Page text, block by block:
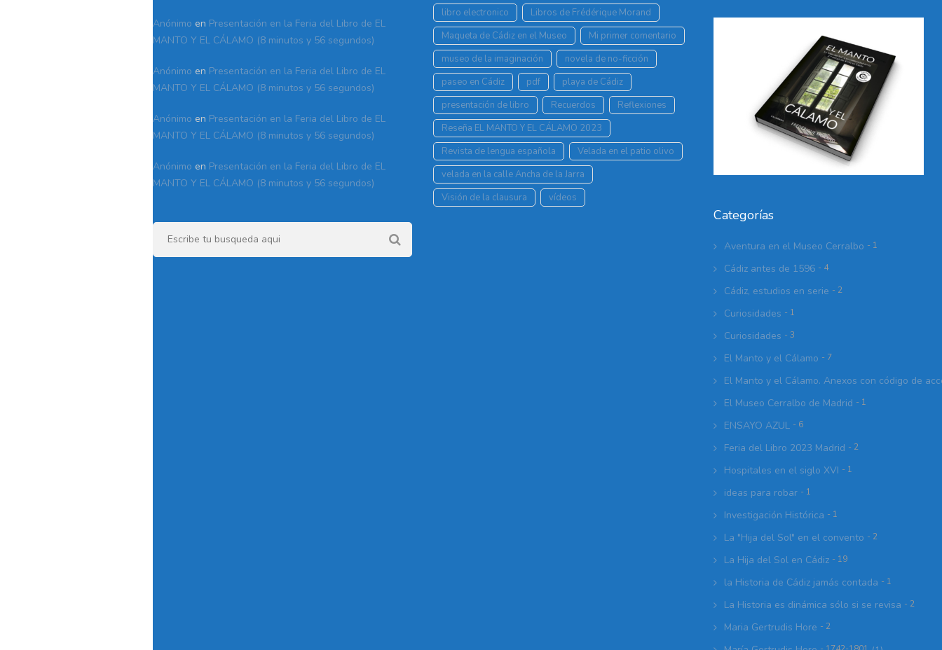
Anónimo en Presentación en la Feria del Libro de EL
MANTO Y EL CÁLAMO (8 minutos y 56 segundos)
Anónimo en Presentación en la Feria del Libro de EL
MANTO Y EL CÁLAMO (8 minutos y 56 segundos)
Anónimo en Presentación en la Feria del Libro de EL
MANTO Y EL CÁLAMO (8 minutos y 56 segundos)
Anónimo en Presentación en la Feria del Libro de EL
MANTO Y EL CÁLAMO (8 minutos y 56 segundos)
libro electronico
Libros de Frédérique Morand
Maqueta de Cádiz en el Museo
Mi primer comentario
museo de la imaginación
novela de no-ficción
paseo en Cádiz
pdf
playa de Cádiz
presentación de libro
Recuerdos
Reflexiones
Reseña EL MANTO Y EL CÁLAMO 2023
Revista de lengua española
Velada en el patio olivo
velada en la calle Ancha de la Jarra
Visión de la clausura
vídeos
Categorías
Aventura en el Museo Cerralbo - 1
Cádiz antes de 1596 - 4
Cádiz, estudios en serie - 2
Curiosidades - 1
Curiosidades - 3
El Manto y el Cálamo - 7
El Manto y el Cálamo. Anexos con código de
El Museo Cerralbo de Madrid - 1
ENSAYO AZUL - 6
Feria del Libro 2023 Madrid - 2
Hospitales en el siglo XVI - 1
ideas para robar - 1
Investigación Histórica - 1
La "Hija del Sol" en el convento - 2
La Hija del Sol en Cádiz - 19
la Historia de Cádiz jamás contada - 1
La Historia es dinámica sólo si se revisa - 2
Maria Gertrudis Hore - 2